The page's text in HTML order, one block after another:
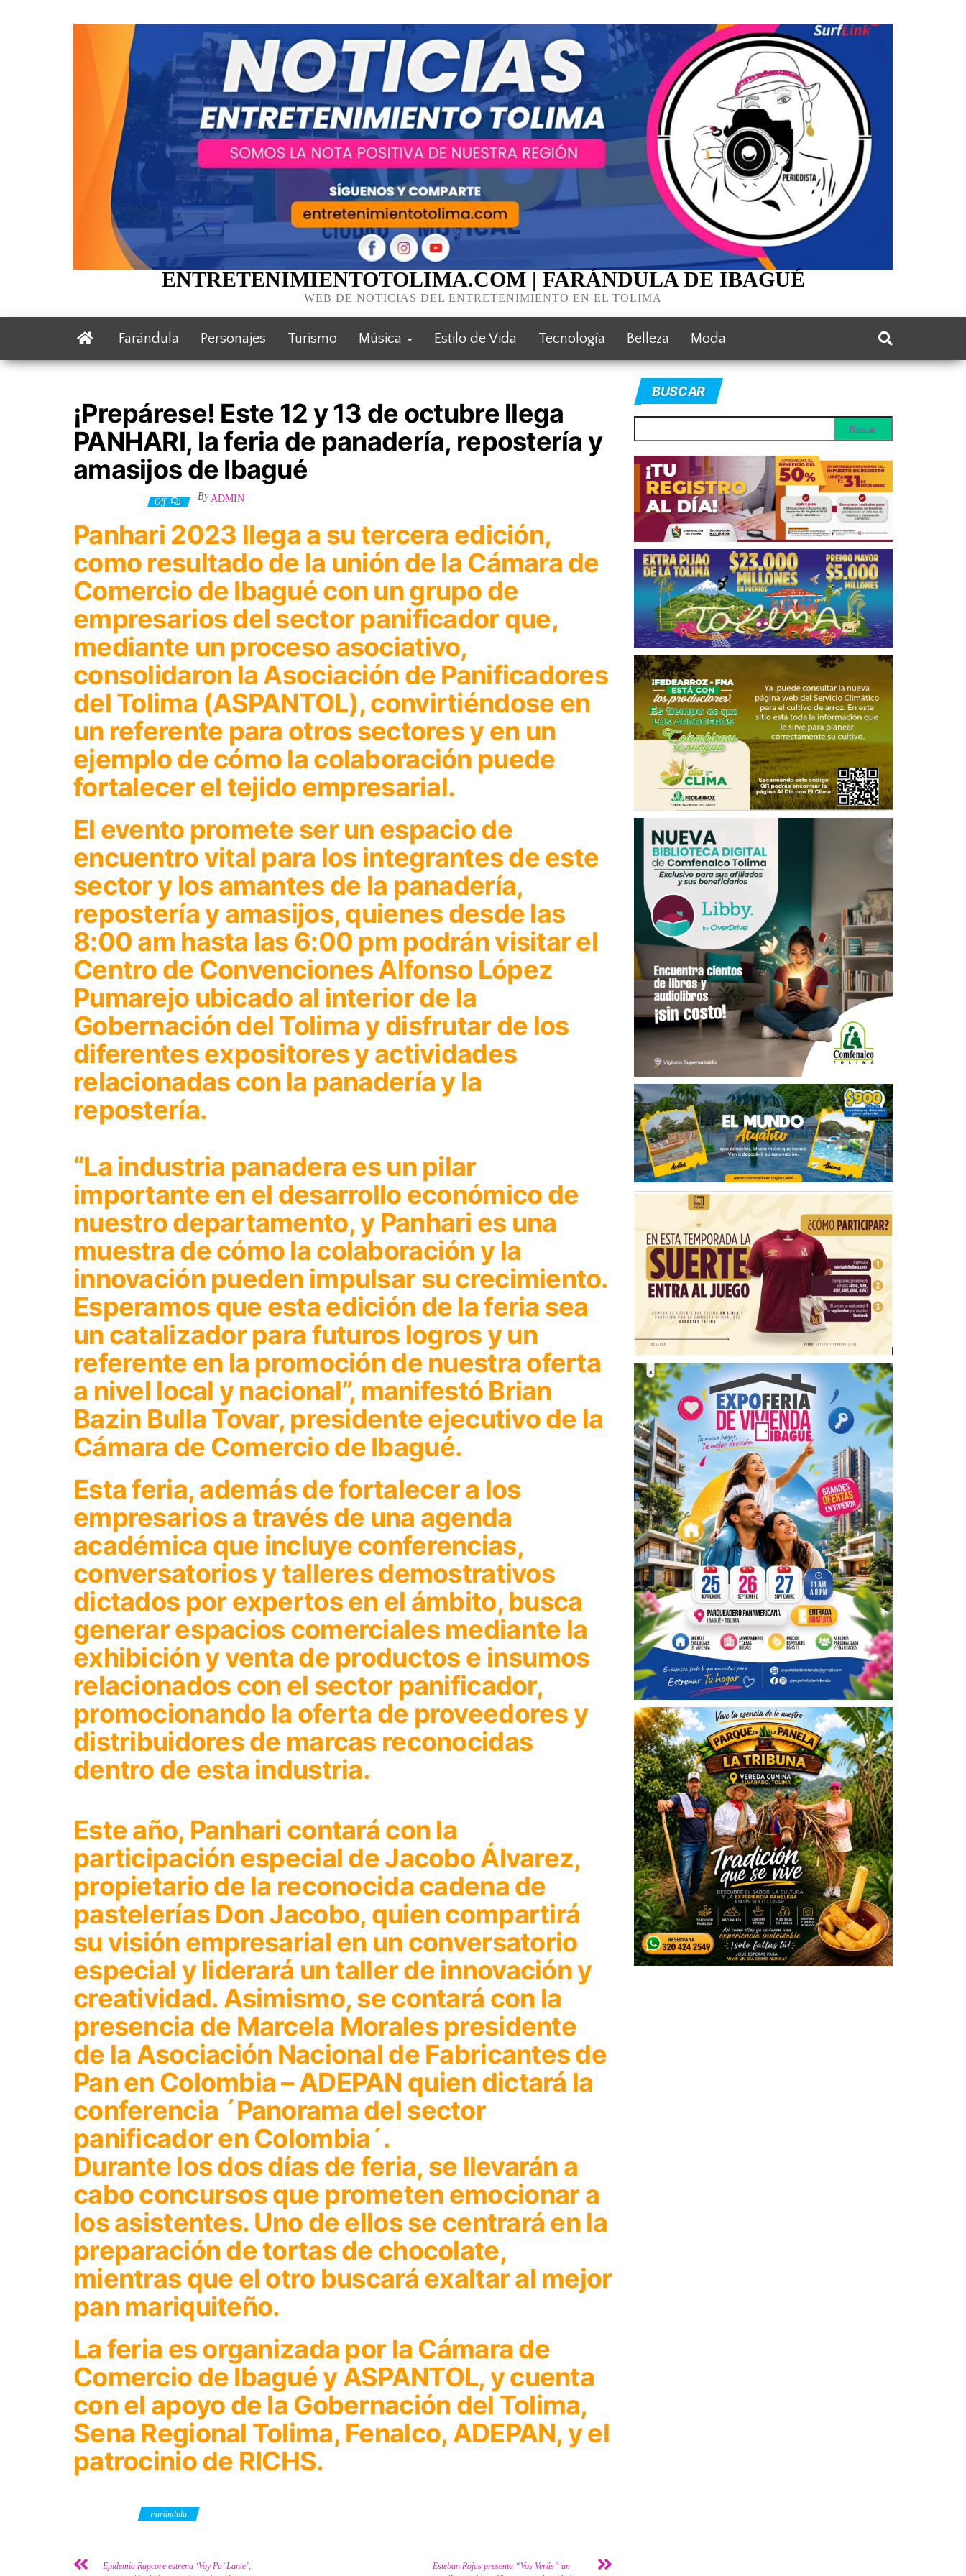
ENTRETENIMIENTOTOLIMA.COM | FARÁNDULA DE IBAGUÉ
WEB DE NOTICIAS DEL ENTRETENIMIENTO EN EL TOLIMA
Farándula Personajes Turismo Música Estilo de Vida Tecnología Belleza Moda
¡Prepárese! Este 12 y 13 de octubre llega
PANHARI, la feria de panadería, repostería y
amasijos de Ibagué
Off By ADMIN
Panhari 2023 llega a su tercera edición,
como resultado de la unión de la Cámara de
Comercio de Ibagué con un grupo de
empresarios del sector panificador que,
mediante un proceso asociativo,
consolidaron la Asociación de Panificadores
del Tolima (ASPANTOL), convirtiéndose en
un referente para otros sectores y en un
ejemplo de cómo la colaboración puede
fortalecer el tejido empresarial.
El evento promete ser un espacio de
encuentro vital para los integrantes de este
sector y los amantes de la panadería,
repostería y amasijos, quienes desde las
8:00 am hasta las 6:00 pm podrán visitar el
Centro de Convenciones Alfonso López
Pumarejo ubicado al interior de la
Gobernación del Tolima y disfrutar de los
diferentes expositores y actividades
relacionadas con la panadería y la
repostería.
“La industria panadera es un pilar
importante en el desarrollo económico de
nuestro departamento, y Panhari es una
muestra de cómo la colaboración y la
innovación pueden impulsar su crecimiento.
Esperamos que esta edición de la feria sea
un catalizador para futuros logros y un
referente en la promoción de nuestra oferta
a nivel local y nacional”, manifestó Brian
Bazin Bulla Tovar, presidente ejecutivo de la
Cámara de Comercio de Ibagué.
Esta feria, además de fortalecer a los
empresarios a través de una agenda
académica que incluye conferencias,
conversatorios y talleres demostrativos
dictados por expertos en el ámbito, busca
generar espacios comerciales mediante la
exhibición y venta de productos e insumos
relacionados con el sector panificador,
promocionando la oferta de proveedores y
distribuidores de marcas reconocidas
dentro de esta industria.
Este año, Panhari contará con la
participación especial de Jacobo Álvarez,
propietario de la reconocida cadena de
pastelerías Don Jacobo, quien compartirá
su visión empresarial en un conversatorio
especial y liderará un taller de innovación y
creatividad. Asimismo, se contará con la
presencia de Marcela Morales presidente
de la Asociación Nacional de Fabricantes de
Pan en Colombia – ADEPAN quien dictará la
conferencia ´Panorama del sector
panificador en Colombia´.
Durante los dos días de feria, se llevarán a
cabo concursos que prometen emocionar a
los asistentes. Uno de ellos se centrará en la
preparación de tortas de chocolate,
mientras que el otro buscará exaltar al mejor
pan mariquiteño.
La feria es organizada por la Cámara de
Comercio de Ibagué y ASPANTOL, y cuenta
con el apoyo de la Gobernación del Tolima,
Sena Regional Tolima, Fenalco, ADEPAN, y el
patrocinio de RICHS.
Farándula
Epidemia Rapcore estrena ‘Voy Pa’ Lante’,
Esteban Rojas presenta “Vos Verás” un
BUSCAR